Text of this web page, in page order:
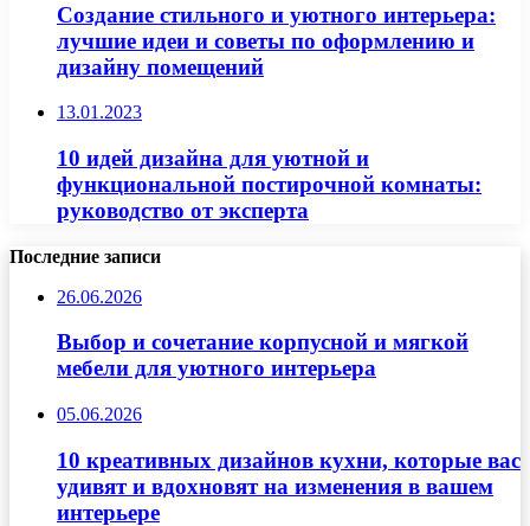
Создание стильного и уютного интерьера:
лучшие идеи и советы по оформлению и
дизайну помещений
13.01.2023
10 идей дизайна для уютной и
функциональной постирочной комнаты:
руководство от эксперта
Последние записи
26.06.2026
Выбор и сочетание корпусной и мягкой
мебели для уютного интерьера
05.06.2026
10 креативных дизайнов кухни, которые вас
удивят и вдохновят на изменения в вашем
интерьере